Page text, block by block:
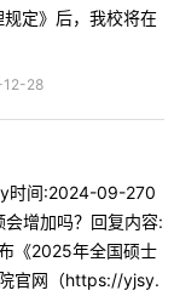
定》后，我校将在
12-28
时间:2024-09-270
增加吗？回复内容:
《2025年全国硕士
官网（https://yjsy.